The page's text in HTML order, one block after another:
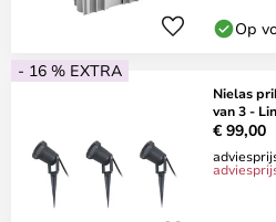
Op
- 16 % EXTRA
Nielas
van 3 -
€ 99,00